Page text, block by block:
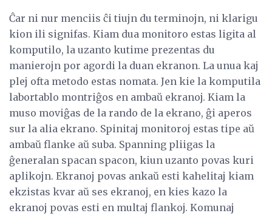
Ĉar ni nur menciis ĉi tiujn du terminojn, ni klarigu
kion ili signifas. Kiam dua monitoro estas ligita al
komputilo, la uzanto kutime prezentas du
manierojn por agordi la duan ekranon. La unua kaj
plej ofta metodo estas nomata. Jen kie la komputila
labortablo montriĝos en ambaŭ ekranoj. Kiam la
muso moviĝas de la rando de la ekrano, ĝi aperos
sur la alia ekrano. Spinitaj monitoroj estas tipe aŭ
ambaŭ flanke aŭ suba. Spanning pliigas la
ĝeneralan spacan spacon, kiun uzanto povas kuri
aplikojn. Ekranoj povas ankaŭ esti kahelitaj kiam
ekzistas kvar aŭ ses ekranoj, en kies kazo la
ekranoj povas esti en multaj flankoj. Komunaj